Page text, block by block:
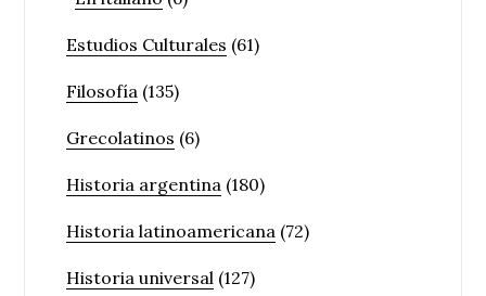
Estudios Culturales (61)
Filosofía (135)
Grecolatinos (6)
Historia argentina (180)
Historia latinoamericana (72)
Historia universal (127)